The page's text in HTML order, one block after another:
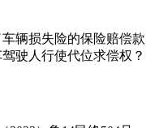
辆损失险的保险赔偿款
驶人行使代位求偿权？